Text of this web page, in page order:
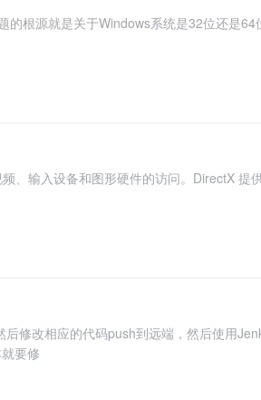
根源就是关于Windows系统是32位还是
、输入设备和图形硬件的访问。DirectX 提
修改相应的代码push到远端，然后使用
要修